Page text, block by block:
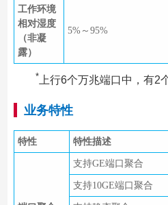
工作环境
相对湿度
（非凝
露）
5%～95%
* 上行6个万兆端口中，有2
业务特性
特性 特性描述
支持GE端口聚合
支持10GE端口聚合